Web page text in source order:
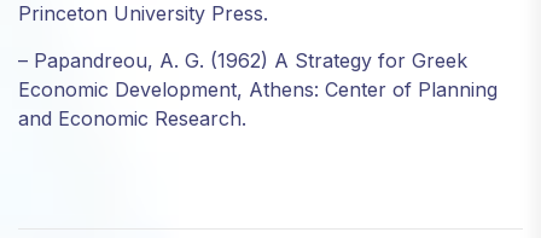
Princeton University Press.
– Papandreou, A. G. (1962) A Strategy for Greek
Economic Development, Athens: Center of Planning
and Economic Research.